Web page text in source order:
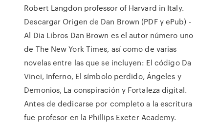
Robert Langdon professor of Harvard in Italy.
Descargar Origen de Dan Brown (PDF y ePub) -
Al Dia Libros Dan Brown es el autor número uno
de The New York Times, así como de varias
novelas entre las que se incluyen: El código Da
Vinci, Inferno, El símbolo perdido, Ángeles y
Demonios, La conspiración y Fortaleza digital.
Antes de dedicarse por completo a la escritura
fue profesor en la Phillips Exeter Academy.